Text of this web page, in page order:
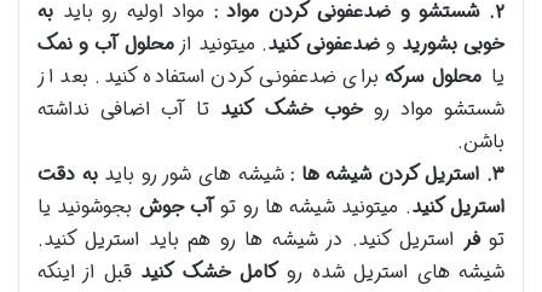
۲.شستشو و ضدعفونی کردن مواد : مواد اولیه رو باید به
خوبی بشورید وضدعفونی کنید. میتونید از محلول آب و نمک
یا محلول سرکه برای ضدعفونی کردن استفاده کنید. بعد از
شستشو مواد روخوب خشک کنید تا آب اضافی نداشته
باشن.
۳. استریل کردن شیشه ها :شیشه های شور رو بایدبه دقت
استریل کنید. میتونید شیشه ها رو توآب جوش بجوشونید یا
توفر استریل کنید. در شیشه ها رو هم باید استریل کنید.
شیشه های استریل شده روکامل خشک کنید قبل از اینکه